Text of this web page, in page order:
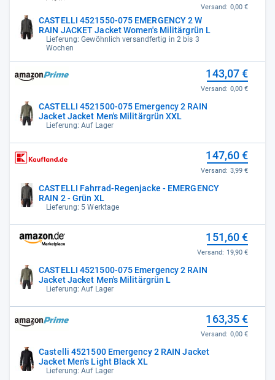
CASTELLI 4521550-075 EMERGENCY 2 W
RAIN JACKET Jacket Women's Militärgrün L
Lieferung: Gewöhnlich versandfertig in 2 bis 3
Wochen
Versand: 0,00 €
CASTELLI 4521500-075 Emergency 2 RAIN
Jacket Jacket Men's Militärgrün XXL
Lieferung: Auf Lager
143,07 €
Versand: 0,00 €
CASTELLI Fahrrad-Regenjacke - EMERGENCY
RAIN 2 - Grün XL
Lieferung: 5 Werktage
147,60 €
Versand: 3,99 €
CASTELLI 4521500-075 Emergency 2 RAIN
Jacket Jacket Men's Militärgrün L
Lieferung: Auf Lager
151,60 €
Versand: 19,90 €
Castelli 4521500 Emergency 2 RAIN Jacket
Jacket Men's Light Black XL
Lieferung: Auf Lager
163,35 €
Versand: 0,00 €